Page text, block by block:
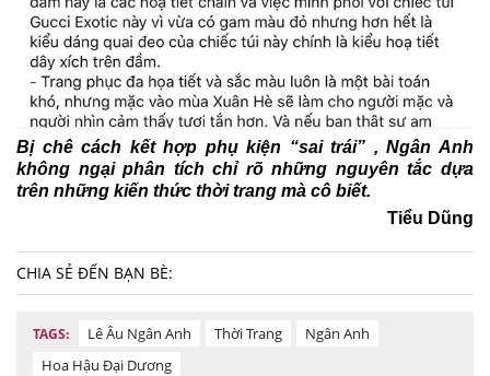
Bị chê cách kết hợp phụ kiện “sai trái” , Ngân Anh
không ngại phân tích chỉ rõ những nguyên tắc dựa
trên những kiến thức thời trang mà cô biết.
Tiểu Dũng
CHIA SẺ ĐẾN BẠN BÈ:
TAGS: Lê Âu Ngân Anh Thời Trang
Ngân Anh
Hoa Hậu Đại Dương